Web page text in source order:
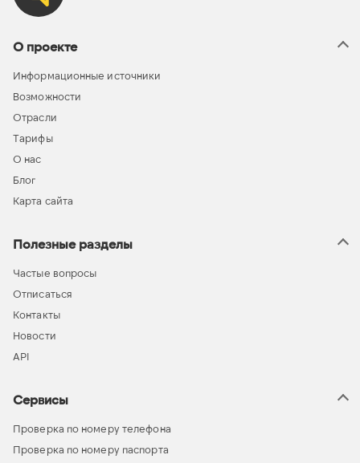
О проекте
Информационные источники
Возможности
Отрасли
Тарифы
О нас
Блог
Карта сайта
Полезные разделы
Частые вопросы
Отписаться
Контакты
Новости
API
Сервисы
Проверка по номеру телефона
Проверка по номеру паспорта